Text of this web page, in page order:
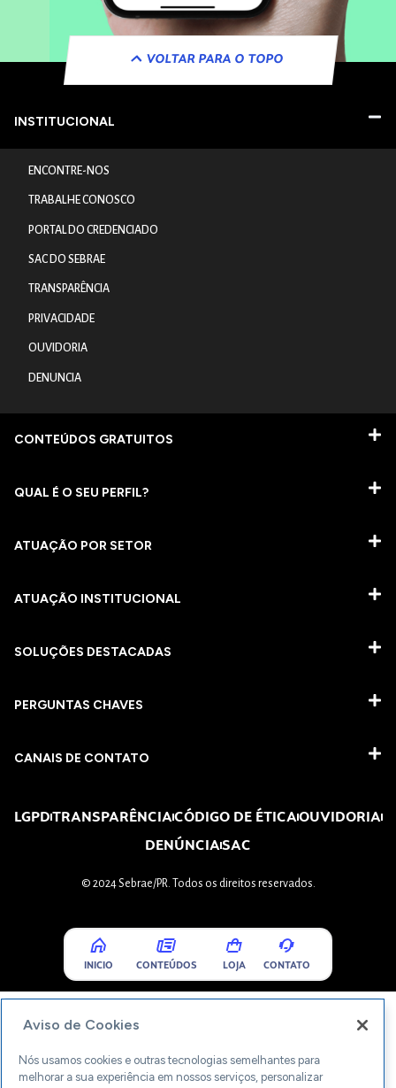
VOLTAR PARA O TOPO
INSTITUCIONAL
ENCONTRE-NOS
TRABALHE CONOSCO
PORTAL DO CREDENCIADO
SAC DO SEBRAE
TRANSPARÊNCIA
PRIVACIDADE
OUVIDORIA
DENUNCIA
CONTEÚDOS GRATUITOS
QUAL É O SEU PERFIL?
ATUAÇÃO POR SETOR
ATUAÇÃO INSTITUCIONAL
SOLUÇÕES DESTACADAS
PERGUNTAS CHAVES​
CANAIS DE CONTATO
LGPDTRANSPARÊNCIACÓDIGO DE ÉTICAOUVIDORIA
DENÚNCIASAC
© 2024 Sebrae/PR. Todos os direitos reservados.
INICIO CONTEÚDOS LOJA CONTATO
Aviso de Cookies
Nós usamos cookies e outras tecnologias semelhantes para
melhorar a sua experiência em nossos serviços, personalizar